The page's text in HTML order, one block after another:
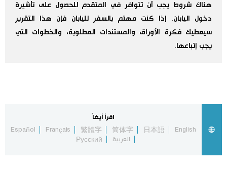
علوم وتكنولوجيا
الأقسام
هناك شروط يجب أن تتوافر في المتقدم للحصول على تأشيرة
دخول اليابان. إذا كنت مهتم بالسفر لليابان فإن هذا التقرير
سيعطيك فكرة الأوراق والمستندات المطلوبة، والخطوات التي
يجب إتباعها.
اقرأ أيضاً
English
日本語
简体字
繁體字
Français
Español
العربية
Русский